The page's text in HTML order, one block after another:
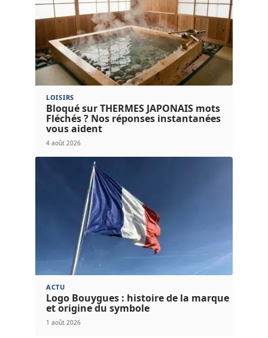
LOISIRS
Bloqué sur THERMES JAPONAIS mots
Fléchés ? Nos réponses instantanées
vous aident
4 août 2026
ACTU
Logo Bouygues : histoire de la marque
et origine du symbole
1 août 2026